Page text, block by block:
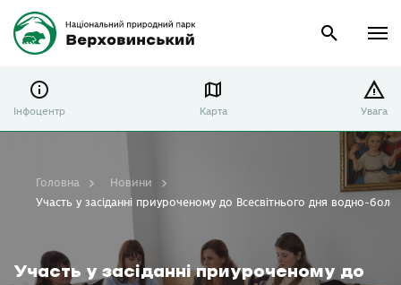
Інфоцентр Карта Увага
Участь у засіданні приуроченому до
Головна
Новини
Участь у засіданні приуроченому до Всесвітнього дня водно-